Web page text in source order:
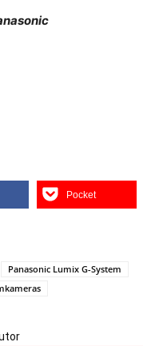
Pocket
Panasonic Lumix G-System